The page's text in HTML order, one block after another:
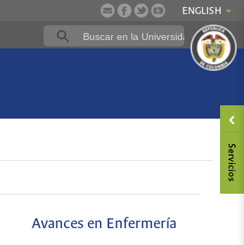
ENGLISH
Avances en Enfermería